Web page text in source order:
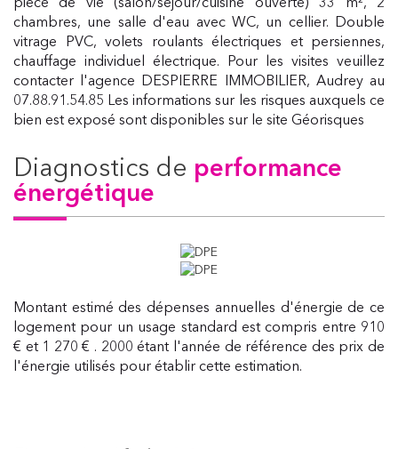
pièce de vie (salon/séjour/cuisine ouverte) 33 m², 2
chambres, une salle d'eau avec WC, un cellier. Double
vitrage PVC, volets roulants électriques et persiennes,
chauffage individuel électrique. Pour les visites veuillez
contacter l'agence DESPIERRE IMMOBILIER, Audrey au
07.88.91.54.85 Les informations sur les risques auxquels ce
bien est exposé sont disponibles sur le site Géorisques
diagnostics de performance
énergétique
Montant estimé des dépenses annuelles d'énergie de ce
logement pour un usage standard est compris entre 910
€ et 1 270 € . 2000 étant l'année de référence des prix de
l'énergie utilisés pour établir cette estimation.